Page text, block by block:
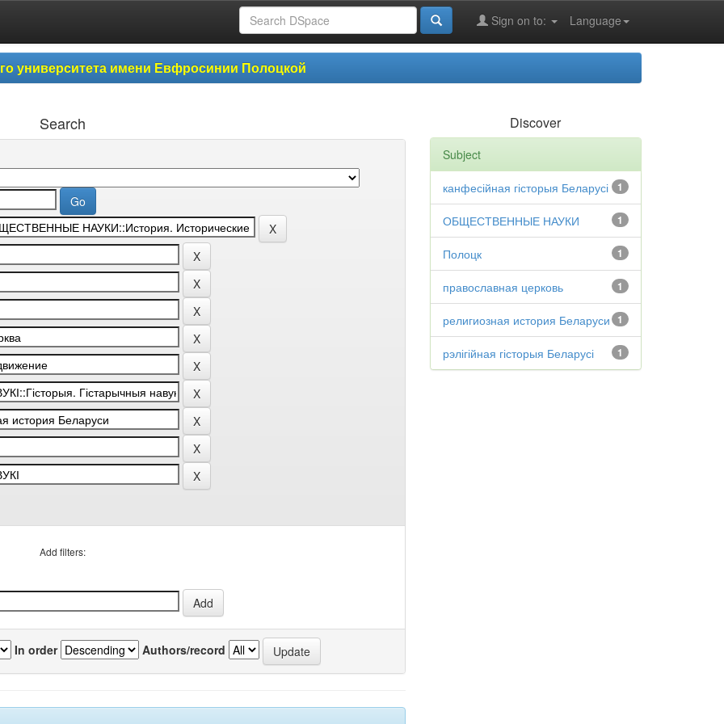
Language
Sign on to:
университета имени Евфросинии Полоцкой
Search
Add filters:
In order Authors/record
Discover
Subject
1
канфесійная гісторыя Беларусі
1
ОБЩЕСТВЕННЫЕ НАУКИ
1
Полоцк
1
православная церковь
1
религиозная история Беларуси
1
рэлігійная гісторыя Беларусі